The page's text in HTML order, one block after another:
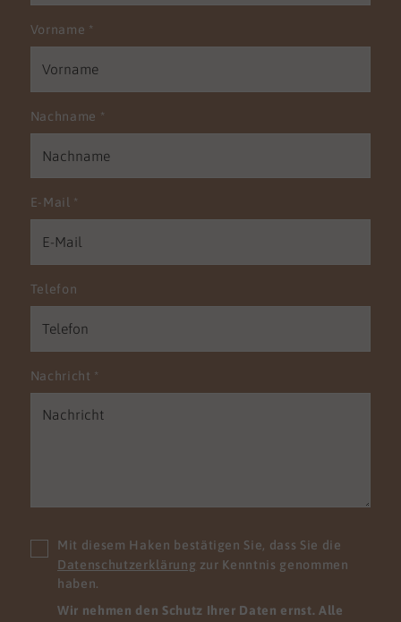
Vorname *
Nachname *
E-Mail *
Telefon
Nachricht *
Mit diesem Haken bestätigen Sie, dass Sie die
Datenschutzerklärung zur Kenntnis genommen
haben.
Wir nehmen den Schutz Ihrer Daten ernst. Alle